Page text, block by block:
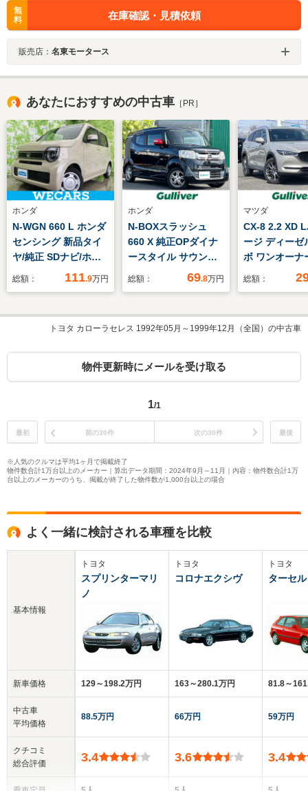
無
料
在庫確認・見積依頼
販売店： 名東モータース
あなたにおすすめの中古車 ［PR］
ホンダ
N-WGN 660 L ホンダ
センシング 新品タイ
ヤ/純正 SDナビ/ホン
ダセンシング/シート
ム/ドライブレコーダ
ー 純正/ヘッドランプ
総額： 111.9万円
ホンダ
N-BOXスラッシュ
660 X 純正OPダイナ
ースタイル サウンド
マッピングシステム
ィオ バックカメラ ク
ルーズコントロール
シートヒーター ステ
総額： 69.8万円
マツダ
CX-8 2.2 XD
ージ ディーゼ
ボ ワンオーナ
ーバックドア
総額：
トヨタ カローラセレス 1992年05月～1999年12月（全国）の中古車
物件更新時にメールを受け取る
1/1
最初 前の30件 次の30件 最後
※人気のクルマは平均1ヶ月で掲載終了
物件数合計1万台以上のメーカー｜算出データ期間：2024年9月～11月｜内容：物件数合計1万
台以上のメーカーのうち、掲載が終了した物件数が1,000台以上の場合
よく一緒に検討される車種を比較
基本情報
新車価格
中古車
平均価格
クチコミ
総合評価
トヨタ
スプリンターマリ
ノ
129～198.2万円
88.5万円
3.4
トヨタ
コロナエクシヴ
163～280.1万円
66万円
3.6
トヨタ
ターセル
81.8～
59万円
3.4